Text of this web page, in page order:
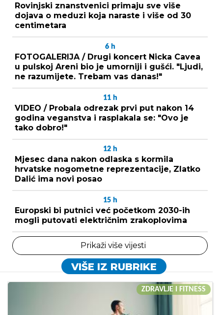
Rovinjski znanstvenici primaju sve više
dojava o meduzi koja naraste i više od 30
centimetara
6 h
FOTOGALERIJA / Drugi koncert Nicka Cavea
u pulskoj Areni bio je umorniji i gušći. "Ljudi,
ne razumijete. Trebam vas danas!"
11 h
VIDEO / Probala odrezak prvi put nakon 14
godina veganstva i rasplakala se: "Ovo je
tako dobro!"
12 h
Mjesec dana nakon odlaska s kormila
hrvatske nogometne reprezentacije, Zlatko
Dalić ima novi posao
15 h
Europski bi putnici već početkom 2030-ih
mogli putovati električnim zrakoplovima
Prikaži više vijesti
VIŠE IZ RUBRIKE
ZDRAVLJE I FITNESS